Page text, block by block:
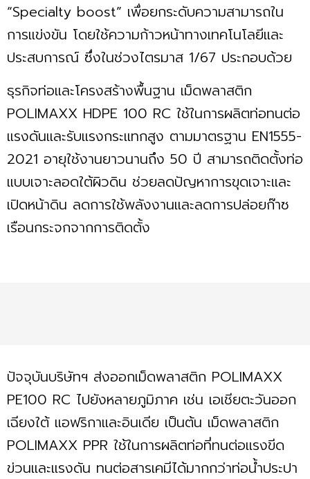
“Specialty boost” เพื่อยกระดับความสามารถใน
การแข่งขัน โดยใช้ความก้าวหน้าทางเทคโนโลยีและ
ประสบการณ์ ซึ่งในช่วงไตรมาส 1/67 ประกอบด้วย
ธุรกิจท่อและโครงสร้างพื้นฐาน เม็ดพลาสติก
POLIMAXX HDPE 100 RC ใช้ในการผลิตท่อทนต่อ
แรงดันและรับแรงกระแทกสูง ตามมาตรฐาน EN1555-
2021 อายุใช้งานยาวนานถึง 50 ปี สามารถติดตั้งท่อ
แบบเจาะลอดใต้ผิวดิน ช่วยลดปัญหาการขุดเจาะและ
เปิดหน้าดิน ลดการใช้พลังงานและลดการปล่อยก๊าซ
เรือนกระจกจากการติดตั้ง
ปัจจุบันบริษัทฯ ส่งออกเม็ดพลาสติก POLIMAXX
PE100 RC ไปยังหลายภูมิภาค เช่น เอเชียตะวันออก
เฉียงใต้ แอฟริกาและอินเดีย เป็นต้น เม็ดพลาสติก
POLIMAXX PPR ใช้ในการผลิตท่อที่ทนต่อแรงขีด
ข่วนและแรงดัน ทนต่อสารเคมีได้มากกว่าท่อน้ำประปา